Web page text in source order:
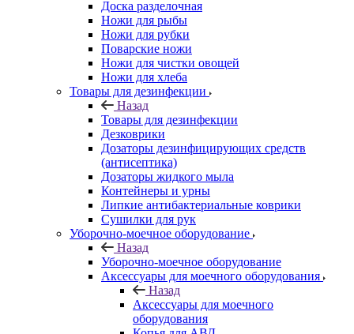
Доска разделочная
Ножи для рыбы
Ножи для рубки
Поварские ножи
Ножи для чистки овощей
Ножи для хлеба
Товары для дезинфекции
Назад
Товары для дезинфекции
Дезковрики
Дозаторы дезинфицирующих средств
(антисептика)
Дозаторы жидкого мыла
Контейнеры и урны
Липкие антибактериальные коврики
Сушилки для рук
Уборочно-моечное оборудование
Назад
Уборочно-моечное оборудование
Аксессуары для моечного оборудования
Назад
Аксессуары для моечного
оборудования